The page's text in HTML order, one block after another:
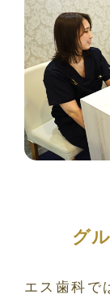
グ
エス歯科で